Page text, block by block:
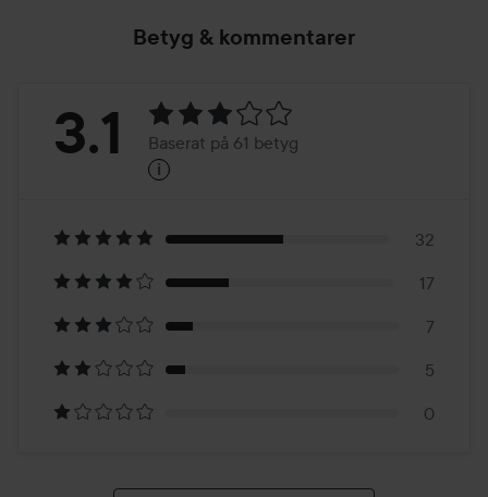
Betyg & kommentarer
Betyg:
Baserat
på
61
betyg
3.1 Baserat på 61 betyg
i
32
17
7
5
0